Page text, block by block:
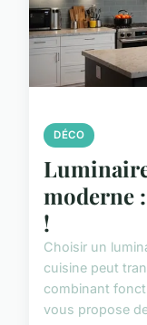
DÉCO
moderne
!
Choisir un
cuisine peut
combinant
vous propose